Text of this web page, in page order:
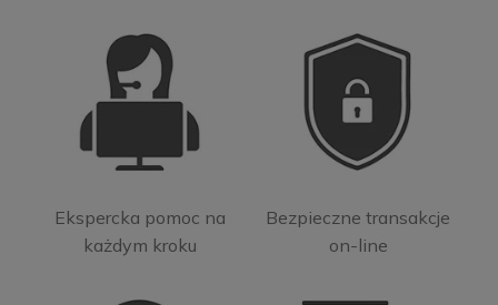
Ekspercka pomoc na
każdym kroku
Bezpieczne transakcje
on-line